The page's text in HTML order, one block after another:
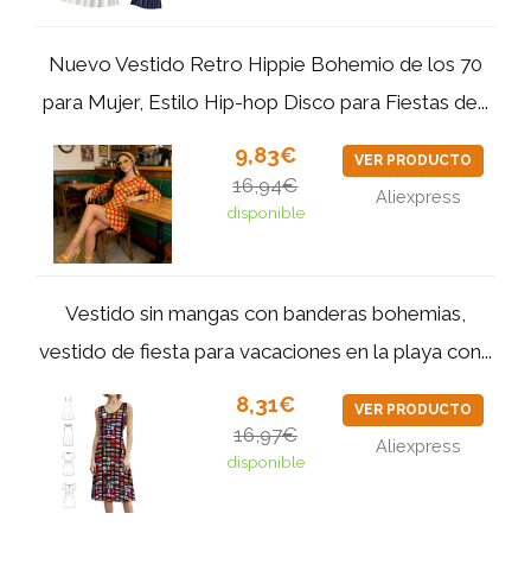
Nuevo Vestido Retro Hippie Bohemio de los 70
para Mujer, Estilo Hip-hop Disco para Fiestas de...
9,83€
16,94€
disponible
VER PRODUCTO
Aliexpress
Vestido sin mangas con banderas bohemias,
vestido de fiesta para vacaciones en la playa con...
8,31€
16,97€
disponible
VER PRODUCTO
Aliexpress